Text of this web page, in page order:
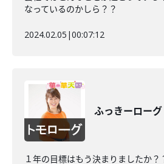
なっているのかしら？？
2024.02.05 |00:07:12
ふっきーロー
１年の目標はもう決まりましたか